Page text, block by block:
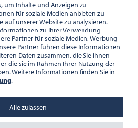
um Inhalte und Anzeigen zu
für soziale Medien anbieten zu
auf unserer Website zu analysieren.
zu Ihrer Verwendung
Partner für soziale Medien, Werbung
Partner führen diese Informationen
Daten zusammen, die Sie ihnen
die sie im Rahmen Ihrer Nutzung der
Weitere Informationen finden Sie in
.
Alle zulassen